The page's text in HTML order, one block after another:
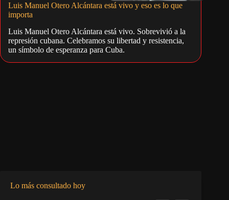
Luis Manuel Otero Alcántara está vivo y eso es lo que
importa
Luis Manuel Otero Alcántara está vivo. Sobrevivió a la
represión cubana. Celebramos su libertad y resistencia,
un símbolo de esperanza para Cuba.
Lo más consultado hoy